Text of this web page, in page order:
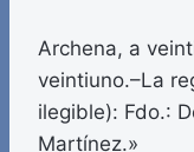
Archena, a
veintiuno.–La
ilegible): Fdo.:
Martínez.»